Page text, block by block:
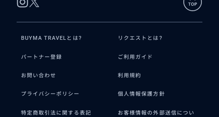
BUYMA TRAVELとは? リクエストとは?
パートナー登録 ご利用ガイド
お問い合わせ 利用規約
プライバシーポリシー 個人情報保護方針
特定商取引法に関する表記 お客様情報の外部送信につい